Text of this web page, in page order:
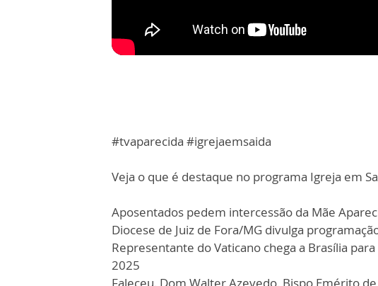
#tvaparecida #igrejaemsaida
Veja o que é destaque no programa Igreja em
Aposentados pedem intercessão da Mãe
Diocese de Juiz de Fora/MG divulga
Representante do Vaticano chega a Brasília
2025